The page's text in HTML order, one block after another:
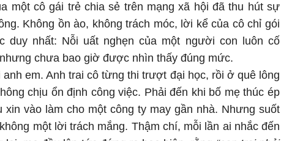
một cô gái trẻ chia sẻ trên mạng xã hội đã thu hút sự
Không ồn ào, không trách móc, lời kể của cô chỉ gói
duy nhất: Nỗi uất nghẹn của một người con luôn cố
chưa bao giờ được nhìn thấy đúng mức.
anh em. Anh trai cô từng thi trượt đại học, rồi ở quê lông
chịu ổn định công việc. Phải đến khi bố mẹ thúc ép
xin vào làm cho một công ty may gần nhà. Nhưng suốt
một lời trách mắng. Thậm chí, mỗi lần ai nhắc đến